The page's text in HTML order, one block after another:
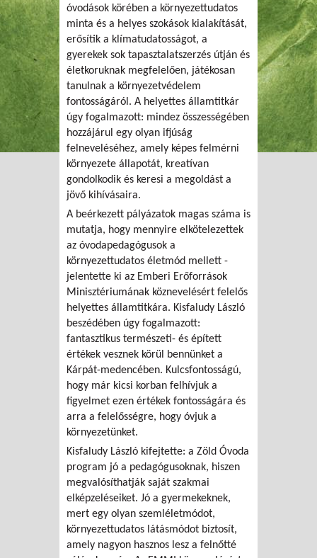
óvodások körében a környezettudatos
minta és a helyes szokások kialakítását,
erősítik a klímatudatosságot, a
gyerekek sok tapasztalatszerzés útján és
életkoruknak megfelelően, játékosan
tanulnak a környezetvédelem
fontosságáról. A helyettes államtitkár
úgy fogalmazott: mindez összességében
hozzájárul egy olyan ifjúság
felneveléséhez, amely képes felmérni
környezete állapotát, kreatívan
gondolkodik és keresi a megoldást a
jövő kihívásaira.
A beérkezett pályázatok magas száma is
mutatja, hogy mennyire elkötelezettek
az óvodapedagógusok a
környezettudatos életmód mellett -
jelentette ki az Emberi Erőforrások
Minisztériumának köznevelésért felelős
helyettes államtitkára. Kisfaludy László
beszédében úgy fogalmazott:
fantasztikus természeti- és épített
értékek vesznek körül bennünket a
Kárpát-medencében. Kulcsfontosságú,
hogy már kicsi korban felhívjuk a
figyelmet ezen értékek fontosságára és
arra a felelősségre, hogy óvjuk a
környezetünket.
Kisfaludy László kifejtette: a Zöld Óvoda
program jó a pedagógusoknak, hiszen
megvalósíthatják saját szakmai
elképzeléseiket. Jó a gyermekeknek,
mert egy olyan szemléletmódot,
környezettudatos látásmódot biztosít,
amely nagyon hasznos lesz a felnőtté